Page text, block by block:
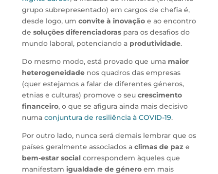
grupo subrepresentado) em cargos de chefia é,
desde logo, um convite à inovaçãoe ao encontro
de soluções diferenciadoraspara os desafios do
mundo laboral, potenciando a produtividade.
Do mesmo modo, está provado que uma maior
heterogeneidadenos quadros das empresas
(quer estejamos a falar de diferentes géneros,
etnias e culturas) promove o seu crescimento
financeiro, o que se afigura ainda mais decisivo
numa conjuntura de resiliência à COVID-19.
Por outro lado, nunca será demais lembrar que os
países geralmente associados a climas de paze
bem-estar socialcorrespondem àqueles que
manifestam igualdade de géneroem mais